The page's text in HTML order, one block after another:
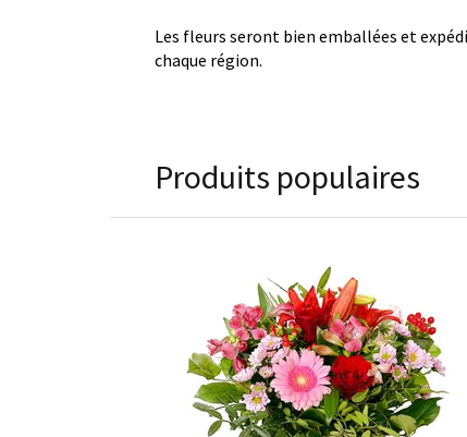
Les fleurs seront bien emballées et
chaque région.
Produits populaires